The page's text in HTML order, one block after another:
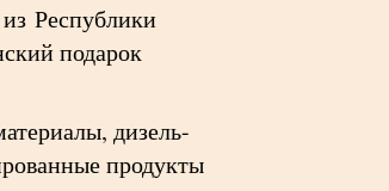
Республики
подарок
дизель-
продукты